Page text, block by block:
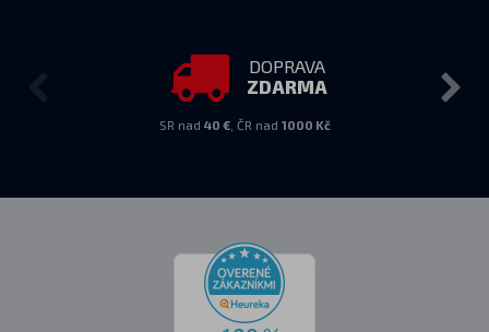
DOPRAVA
ZDARMA
SR nad 40 €, ČR nad 1000 Kč